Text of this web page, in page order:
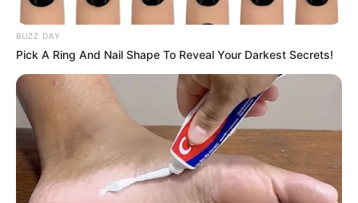
BUZZ DAY
Pick A Ring And Nail Shape To Reveal Your Darkest Secrets!